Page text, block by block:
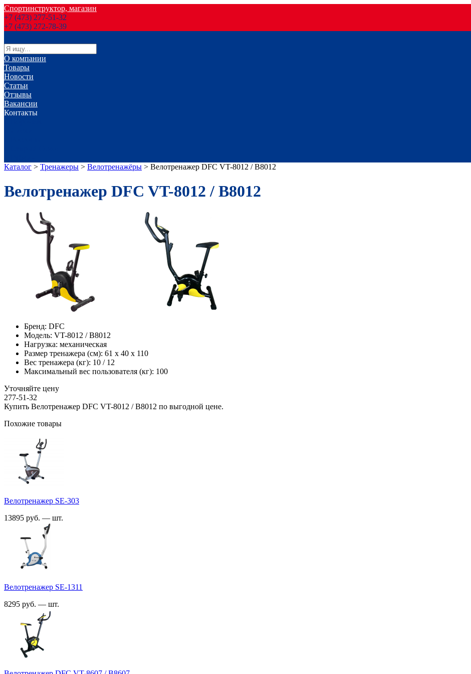
Спортинструктор, магазин
+7 (473) 277-51-32
+7 (473) 272-78-39
О компании
Товары
Новости
Статьи
Отзывы
Вакансии
Контакты
Каталог > Тренажеры > Велотренажёры > Велотренажер DFC VT-8012 / B8012
Велотренажер DFC VT-8012 / B8012
Бренд: DFC
Модель: VT-8012 / B8012
Нагрузка: механическая
Размер тренажера (см): 61 х 40 х 110
Вес тренажера (кг): 10 / 12
Максимальный вес пользователя (кг): 100
Уточняйте цену
277-51-32
Купить Велотренажер DFC VT-8012 / B8012 по выгодной цене.
Похожие товары
Велотренажер SE-303
13895 руб. — шт.
Велотренажер SE-1311
8295 руб. — шт.